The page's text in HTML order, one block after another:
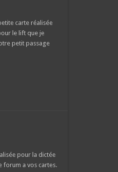
carte réalisée
le lift que je
petit passage
pour la dictée
forum a vos cartes.